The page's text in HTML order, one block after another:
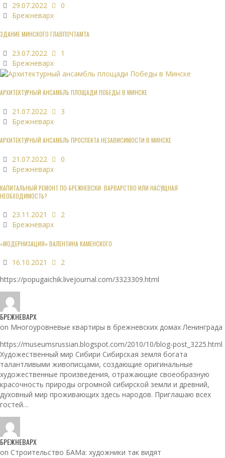
29.07.2022
0
Брежневарх
ЗДАНИЕ МИНСКОГО ГЛАВПОЧТАМТА
23.07.2022
1
Брежневарх
АРХИТЕКТУРНЫЙ АНСАМБЛЬ ПЛОЩАДИ ПОБЕДЫ В МИНСКЕ
21.07.2022
3
Брежневарх
АРХИТЕКТУРНЫЙ АНСАМБЛЬ ПРОСПЕКТА НЕЗАВИСИМОСТИ В МИНСКЕ
21.07.2022
0
Брежневарх
КАПИТАЛЬНЫЙ РЕМОНТ ПО-БРЕЖНЕВСКИ: ВАРВАРСТВО ИЛИ НАСУЩНАЯ
НЕОБХОДИМОСТЬ?
23.11.2021
2
Брежневарх
«МОДЕРНИЗАЦИЯ» ВАЛЕНТИНА КАМЕНСКОГО
16.10.2021
2
https://popugaichik.livejournal.com/3323309.html
БРЕЖНЕВАРХ
on Многоуровневые квартиры в брежневских домах Ленинграда
https://museumsrussian.blogspot.com/2010/10/blog-post_3225.html
Художественный мир Сибири Сибирская земля богата
талантливыми живописцами, создающие оригинальные
художественные произведения, отражающие своеобразную
красочность природы огромной сибирской земли и древний,
духовный мир проживающих здесь народов. Приглашаю всех
гостей…
БРЕЖНЕВАРХ
on Строительство БАМа: художники так видят